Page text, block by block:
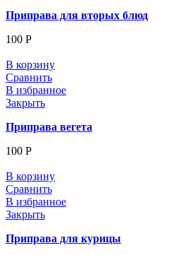
Приправа для вторых блюд
100 Р
В корзину
Сравнить
В избранное
Закрыть
Приправа вегета
100 Р
В корзину
Сравнить
В избранное
Закрыть
Приправа для курицы